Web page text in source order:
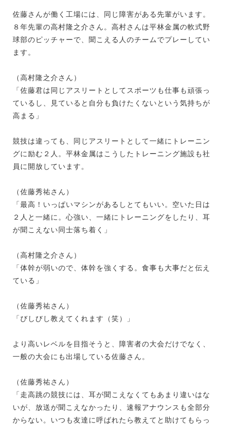
佐藤さんが働く工場には、同じ障害がある先輩がいます。
８年先輩の高村隆之介さん。高村さんは平林金属の軟式野
球部のピッチャーで、聞こえる人のチームでプレーしてい
ます。
（高村隆之介さん）
「佐藤君は同じアスリートとしてスポーツも仕事も頑張っ
ているし、見ていると自分も負けたくないという気持ちが
高まる」
競技は違っても、同じアスリートとして一緒にトレーニン
グに励む２人。平林金属はこうしたトレーニング施設も社
員に開放しています。
（佐藤秀祐さん）
「最高！いっぱいマシンがあるしとてもいい。空いた日は
２人と一緒に。心強い、一緒にトレーニングをしたり、耳
が聞こえない同士落ち着く」
（高村隆之介さん）
「体幹が弱いので、体幹を強くする。食事も大事だと伝え
ている」
（佐藤秀祐さん）
「びしびし教えてくれます（笑）」
より高いレベルを目指そうと、障害者の大会だけでなく、
一般の大会にも出場している佐藤さん。
（佐藤秀祐さん）
「走高跳の競技には、耳が聞こえなくてもあまり違いはな
いが、放送が聞こえなかったり、速報アナウンスも全部分
からない。いつも友達に呼ばれたら教えてと助けてもらっ